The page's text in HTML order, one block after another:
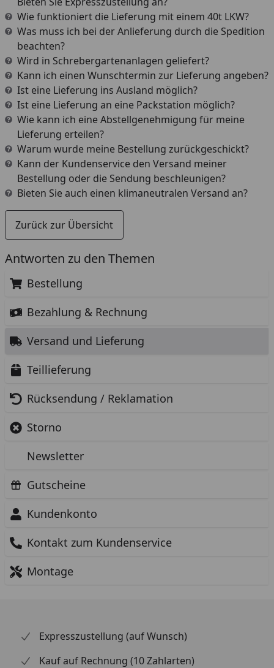
Antworten zu den Themen
Bestellung
Bezahlung & Rechnung
Versand und Lieferung
Teillieferung
Rücksendung / Reklamation
Storno
Newsletter
Gutscheine
Kundenkonto
Kontakt zum Kundenservice
Montage
Wie funktioniert die Lieferung mit einem 40t LKW?
Was muss ich bei der Anlieferung durch die Spedition
beachten?
Wird in Schrebergartenanlagen geliefert?
Kann ich einen Wunschtermin zur Lieferung angeben?
Ist eine Lieferung ins Ausland möglich?
Ist eine Lieferung an eine Packstation möglich?
Wie kann ich eine Abstellgenehmigung für meine
Lieferung erteilen?
Warum wurde meine Bestellung zurückgeschickt?
Kann der Kundenservice den Versand meiner
Bestellung oder die Sendung beschleunigen?
Bieten Sie auch einen klimaneutralen Versand an?
Zurück zur Übersicht
Expresszustellung (auf Wunsch)
Kauf auf Rechnung (10 Zahlarten)